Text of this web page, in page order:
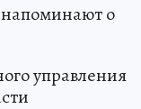
о
управления